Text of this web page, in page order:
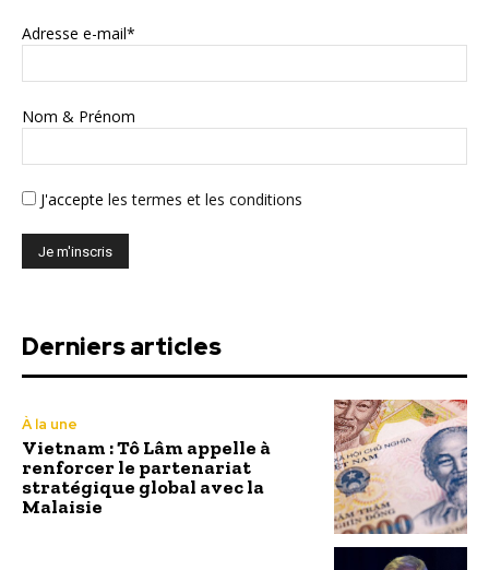
Adresse e-mail*
Nom & Prénom
J'accepte les termes et les conditions
Derniers articles
À la une
Vietnam : Tô Lâm appelle à
renforcer le partenariat
stratégique global avec la
Malaisie